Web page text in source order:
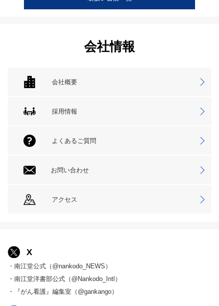
会社情報
会社概要
採用情報
よくあるご質問
お問い合わせ
アクセス
X
・南江堂公式（@nankodo_NEWS）
・南江堂洋書部公式（@Nankodo_Intl）
・『がん看護』編集室（@gankango）